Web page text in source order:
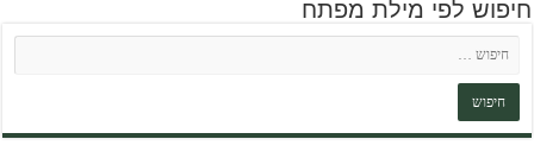
חיפוש לפי מילת מפתח